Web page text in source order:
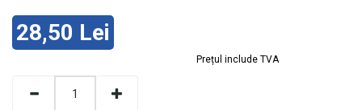
28,50 Lei
Prețul include TVA